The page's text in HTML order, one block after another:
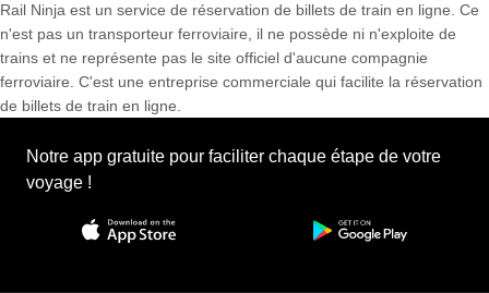
Rail Ninja est un service de réservation de billets de train en ligne. Ce
n'est pas un transporteur ferroviaire, il ne possède ni n'exploite de
trains et ne représente pas le site officiel d'aucune compagnie
ferroviaire. C'est une entreprise commerciale qui facilite la réservation
de billets de train en ligne.
Notre app gratuite pour faciliter chaque étape de votre
voyage !